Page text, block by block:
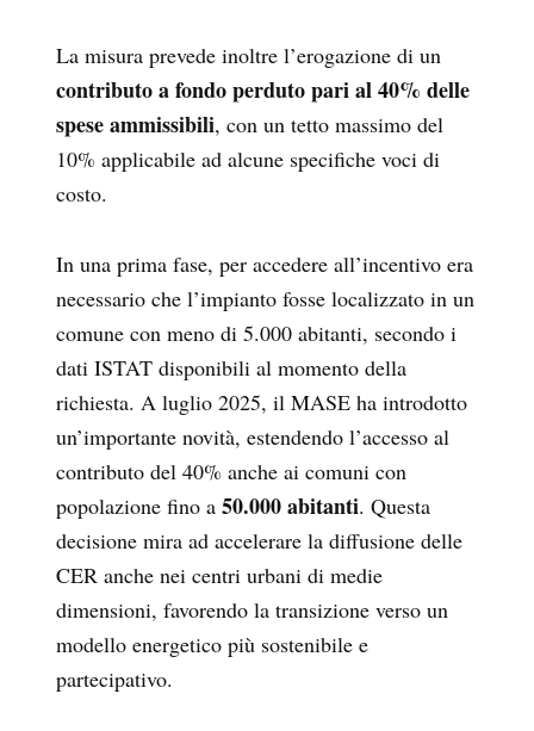
La misura prevede inoltre l’erogazione di un
contributo a fondo perduto pari al 40% delle
spese ammissibili, con un tetto massimo del
10% applicabile ad alcune specifiche voci di
costo.
In una prima fase, per accedere all’incentivo era
necessario che l’impianto fosse localizzato in un
comune con meno di 5.000 abitanti, secondo i
dati ISTAT disponibili al momento della
richiesta. A luglio 2025, il MASE ha introdotto
un’importante novità, estendendo l’accesso al
contributo del 40% anche ai comuni con
popolazione fino a 50.000 abitanti. Questa
decisione mira ad accelerare la diffusione delle
CER anche nei centri urbani di medie
dimensioni, favorendo la transizione verso un
modello energetico più sostenibile e
partecipativo.